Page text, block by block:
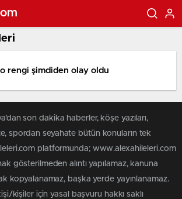
rengi şimdiden olay oldu
son dakika haberler, köşe yazıları,
spordan seyahate bütün konuların tek
platformunda; www.alexahileleri.com
gösterilmeden alıntı yapılamaz, kanuna
kopyalanamaz, başka yerde yayınlanamaz.
kişiler için yasal başvuru hakkı saklı